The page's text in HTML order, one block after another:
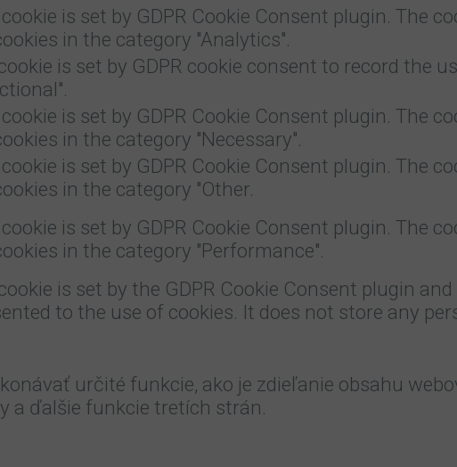
is set by GDPR Cookie Consent plugin. The
in the category "Analytics".
is set by GDPR cookie consent to record the
is set by GDPR Cookie Consent plugin. The
in the category "Necessary".
is set by GDPR Cookie Consent plugin. The
in the category "Other.
is set by GDPR Cookie Consent plugin. The
in the category "Performance".
is set by the GDPR Cookie Consent plugin
to the use of cookies. It does not store any
určité funkcie, ako je zdieľanie obsahu
a ďalšie funkcie tretích strán.